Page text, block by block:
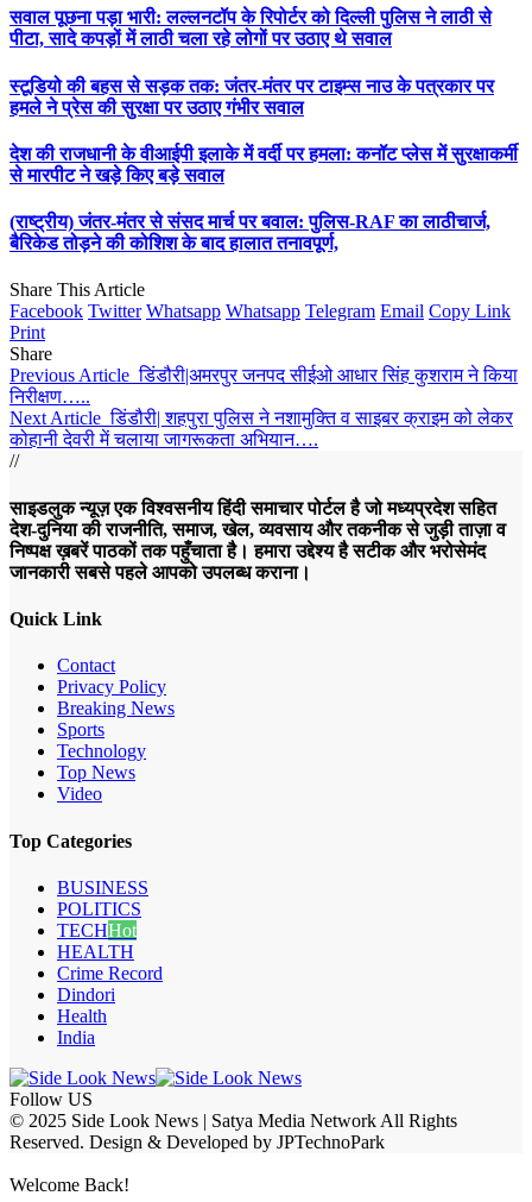
सवाल पूछना पड़ा भारी: लल्लनटॉप के रिपोर्टर को दिल्ली पुलिस ने लाठी से
पीटा, सादे कपड़ों में लाठी चला रहे लोगों पर उठाए थे सवाल
स्टूडियो की बहस से सड़क तक: जंतर-मंतर पर टाइम्स नाउ के पत्रकार पर
हमले ने प्रेस की सुरक्षा पर उठाए गंभीर सवाल
देश की राजधानी के वीआईपी इलाके में वर्दी पर हमला: कनॉट प्लेस में सुरक्षाकर्मी
से मारपीट ने खड़े किए बड़े सवाल
(राष्ट्रीय) जंतर-मंतर से संसद मार्च पर बवाल: पुलिस-RAF का लाठीचार्ज,
बैरिकेड तोड़ने की कोशिश के बाद हालात तनावपूर्ण,
Share This Article
Facebook Twitter Whatsapp Whatsapp Telegram Email Copy Link
Print
Share
Previous Article डिंडौरी|अमरपुर जनपद सीईओ आधार सिंह कुशराम ने किया
निरीक्षण…..
Next Article डिंडौरी| शहपुरा पुलिस ने नशामुक्ति व साइबर क्राइम को लेकर
कोहानी देवरी में चलाया जागरूकता अभियान….
//
साइडलुक न्यूज़ एक विश्वसनीय हिंदी समाचार पोर्टल है जो मध्यप्रदेश सहित
देश-दुनिया की राजनीति, समाज, खेल, व्यवसाय और तकनीक से जुड़ी ताज़ा व
निष्पक्ष ख़बरें पाठकों तक पहुँचाता है। हमारा उद्देश्य है सटीक और भरोसेमंद
जानकारी सबसे पहले आपको उपलब्ध कराना।
Quick Link
Contact
Privacy Policy
Breaking News
Sports
Technology
Top News
Video
Top Categories
BUSINESS
POLITICS
TECHHot
HEALTH
Crime Record
Dindori
Health
India
Follow US
© 2025 Side Look News | Satya Media Network All Rights
Reserved. Design & Developed by JPTechnoPark
Welcome Back!